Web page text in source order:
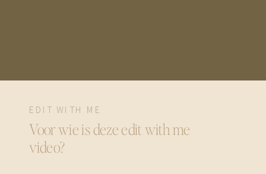
Voor wie is deze edit with me
video?
EDIT WITH ME